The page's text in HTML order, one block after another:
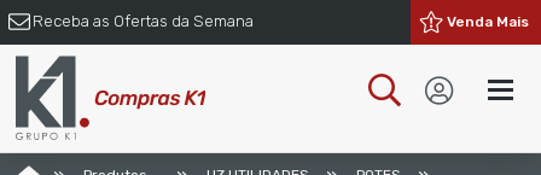
Receba as Ofertas da Semana Venda Mais